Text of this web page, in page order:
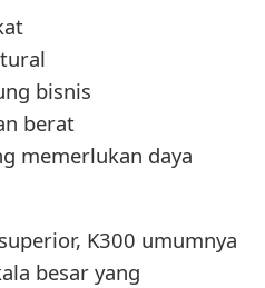
bisnis
berat
memerlukan daya
K300 umumnya
besar yang